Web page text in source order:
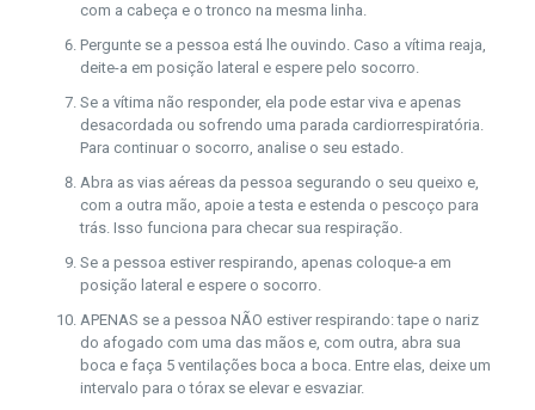
com a cabeça e o tronco na mesma linha.
Pergunte se a pessoa está lhe ouvindo. Caso a vítima reaja,
deite-a em posição lateral e espere pelo socorro.
Se a vítima não responder, ela pode estar viva e apenas
desacordada ou sofrendo uma parada cardiorrespiratória.
Para continuar o socorro, analise o seu estado.
Abra as vias aéreas da pessoa segurando o seu queixo e,
com a outra mão, apoie a testa e estenda o pescoço para
trás. Isso funciona para checar sua respiração.
Se a pessoa estiver respirando, apenas coloque-a em
posição lateral e espere o socorro.
APENAS se a pessoa NÃO estiver respirando: tape o nariz
do afogado com uma das mãos e, com outra, abra sua
boca e faça 5 ventilações boca a boca. Entre elas, deixe um
intervalo para o tórax se elevar e esvaziar.